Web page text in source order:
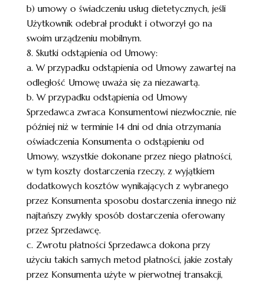
b) umowy o świadczeniu usług dietetycznych, jeśli
Użytkownik odebrał produkt i otworzył go na
swoim urządzeniu mobilnym.
8. Skutki odstąpienia od Umowy:
a. W przypadku odstąpienia od Umowy zawartej na
odległość Umowę uważa się za niezawartą.
b. W przypadku odstąpienia od Umowy
Sprzedawca zwraca Konsumentowi niezwłocznie, nie
później niż w terminie 14 dni od dnia otrzymania
oświadczenia Konsumenta o odstąpieniu od
Umowy, wszystkie dokonane przez niego płatności,
w tym koszty dostarczenia rzeczy, z wyjątkiem
dodatkowych kosztów wynikających z wybranego
przez Konsumenta sposobu dostarczenia innego niż
najtańszy zwykły sposób dostarczenia oferowany
przez Sprzedawcę.
c. Zwrotu płatności Sprzedawca dokona przy
użyciu takich samych metod płatności, jakie zostały
przez Konsumenta użyte w pierwotnej transakcji,